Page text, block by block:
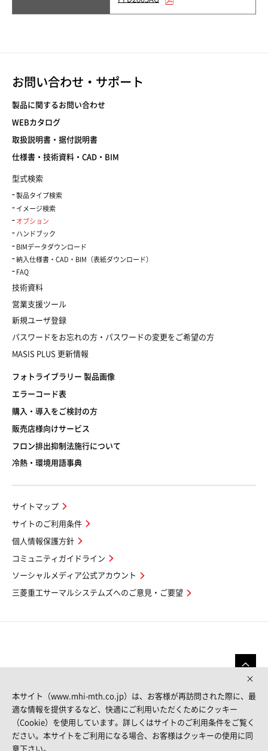
お問い合わせ・サポート
製品に関するお問い合わせ
WEBカタログ
取扱説明書・据付説明書
仕様書・技術資料・CAD・BIM
型式検索
製品タイプ検索
イメージ検索
オプション
ハンドブック
BIMデータダウンロード
納入仕様書・CAD・BIM（表紙ダウンロード）
FAQ
技術資料
営業支援ツール
新規ユーザ登録
パスワードをお忘れの方・パスワードの変更をご希望の方
MASIS PLUS 更新情報
フォトライブラリー 製品画像
エラーコード表
購入・導入をご検討の方
販売店様向けサービス
フロン排出抑制法施行について
冷熱・環境用語事典
サイトマップ
サイトのご利用条件
個人情報保護方針
コミュニティガイドライン
ソーシャルメディア公式アカウント
三菱重工サーマルシステムズへのご意見・ご要望
FOLLOW US
本サイト（www.mhi-mth.co.jp）は、お客様が再訪問された際に、最
適な情報を提供するなど、快適にご利用いただくためにクッキー
（Cookie）を使用しています。詳しくはサイトのご利用条件をご覧く
ださい。本サイトをご利用になる場合、お客様はクッキーの使用に同
意下さい。